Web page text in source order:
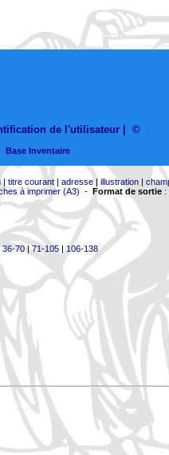
de l'utilisateur ©
Base Inventaire
| titre courant| adresse| illustration|
à imprimer (A3) - Format de sortie:
36-70|71-105| 106-138